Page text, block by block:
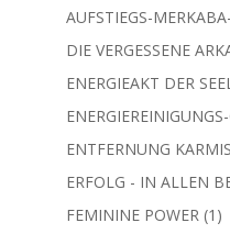
AUFSTIEGS-
DIE VERGESSENE
ENERGIEAKT DER
ENTFERNUNG
ERFOLG - IN ALLEN
FEMININE POWER 1 1